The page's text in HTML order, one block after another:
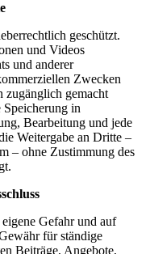
geschützt.
und Videos
und anderer
Zwecken
zugänglich gemacht
Speicherung in
Bearbeitung und jede
Weitergabe an Dritte –
– ohne Zustimmung des
Gefahr und auf
für ständige
Beiträge, Angebote,